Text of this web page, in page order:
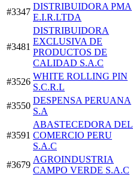
#3347
DISTRIBUIDORA PMA
E.I.R.LTDA
#3481
DISTRIBUIDORA
EXCLUSIVA DE
PRODUCTOS DE
CALIDAD S.A.C
#3526
WHITE ROLLING PIN
S.C.R.L
#3550
DESPENSA PERUANA
S.A
#3591
ABASTECEDORA DEL
COMERCIO PERU
S.A.C
#3679
AGROINDUSTRIA
CAMPO VERDE S.A.C